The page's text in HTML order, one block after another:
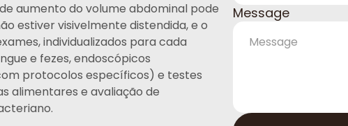
aumento do volume abdominal pode
estiver visivelmente distendida, e o
individualizados para cada
e fezes, endoscópicos
protocolos específicos) e testes
alimentares e avaliação de
Message